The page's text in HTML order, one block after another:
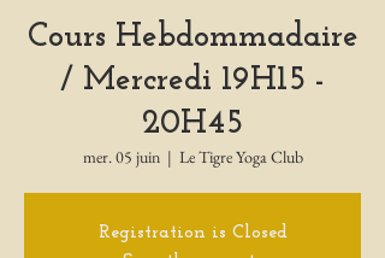
Cours Hebdommadaire
/ Mercredi 19H15 -
20H45
mer. 05 juin
  |
Le Tigre Yoga Club
Registration is Closed